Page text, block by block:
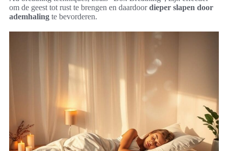
om de geest tot rust te brengen en daardoordieper slapen door
ademhaling te bevorderen.